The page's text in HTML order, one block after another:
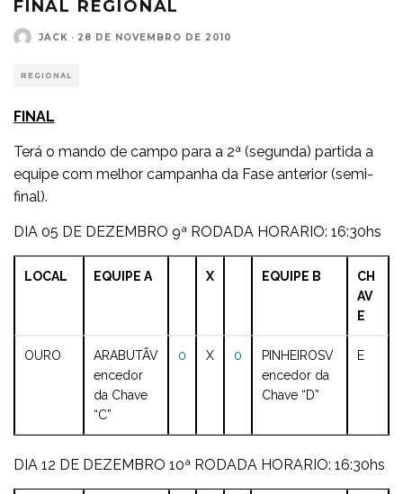
FINAL REGIONAL
JACK · 28 DE NOVEMBRO DE 2010
REGIONAL
FINAL
Terá o mando de campo para a 2ª (segunda) partida a
equipe com melhor campanha da Fase anterior (semi-
final).
DIA 05 DE DEZEMBRO 9ª RODADA HORARIO: 16:30hs
LOCAL EQUIPE A X EQUIPE B
CH
AV
E
OURO ARABUTÃV
encedor
da Chave
“C”
0 X 0 PINHEIROSV
encedor da
Chave “D”
E
DIA 12 DE DEZEMBRO 10ª RODADA HORARIO: 16:30hs